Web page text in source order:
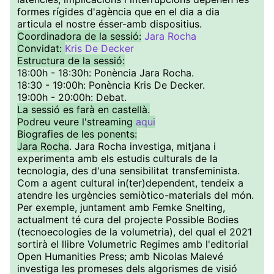
formes rígides d'agència que en el dia a dia
articula el nostre ésser-amb dispositius.
Coordinadora de la sessió: Jara Rocha
Convidat: Kris De Decker
Estructura de la sessió:
18:00h - 18:30h: Ponència Jara Rocha.
18:30 - 19:00h: Ponència Kris De Decker.
19:00h - 20:00h: Debat.
La sessió es farà en castellà.
Podreu veure l'streaming aqui
Biografies de les ponents:
Jara Rocha. Jara Rocha investiga, mitjana i
experimenta amb els estudis culturals de la
tecnologia, des d'una sensibilitat transfeminista.
Com a agent cultural in(ter)dependent, tendeix a
atendre les urgències semiòtico-materials del món.
Per exemple, juntament amb Femke Snelting,
actualment té cura del projecte Possible Bodies
(tecnoecologies de la volumetria), del qual el 2021
sortirà el llibre Volumetric Regimes amb l'editorial
Open Humanities Press; amb Nicolas Malevé
investiga les promeses dels algorismes de visió